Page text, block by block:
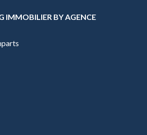
IMMOBILIER BY AGENCE